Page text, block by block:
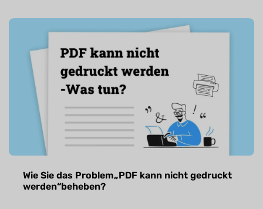
Wie Sie das Problem„PDF kann nicht gedruckt
werden“beheben?